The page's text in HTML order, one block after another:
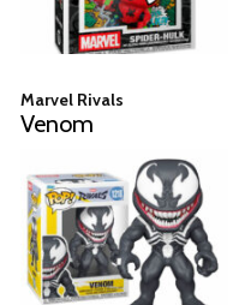
Marvel Rivals
Venom